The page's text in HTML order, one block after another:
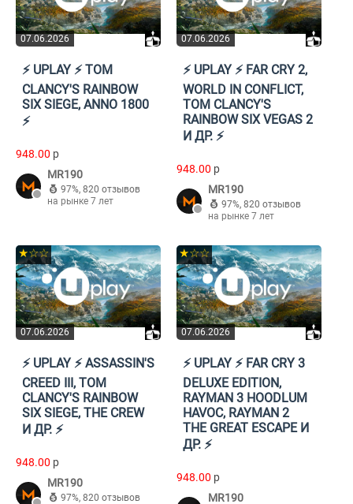
07.06.2026
⚡️ UPLAY ⚡️ TOM
CLANCY'S RAINBOW
SIX SIEGE, ANNO 1800
⚡️
948.00 p
MR190
97%, 820 отзывов
на рынке 7 лет
07.06.2026
⚡️ UPLAY ⚡️ FAR CRY 2,
WORLD IN CONFLICT,
TOM CLANCY'S
RAINBOW SIX VEGAS 2
И ДР. ⚡️
948.00 p
MR190
97%, 820 отзывов
на рынке 7 лет
07.06.2026
★☆☆
⚡️ UPLAY ⚡️ ASSASSIN'S
CREED III, TOM
CLANCY'S RAINBOW
SIX SIEGE, THE CREW
И ДР. ⚡️
948.00 p
MR190
97%, 820 отзывов
07.06.2026
★☆☆
⚡️ UPLAY ⚡️ FAR CRY 3
DELUXE EDITION,
RAYMAN 3 HOODLUM
HAVOC, RAYMAN 2
THE GREAT ESCAPE И
ДР. ⚡️
948.00 p
MR190